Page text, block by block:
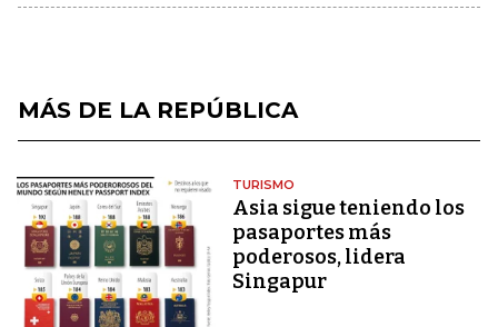
MÁS DE LA REPÚBLICA
TURISMO
Asia sigue teniendo los
pasaportes más
poderosos, lidera
Singapur